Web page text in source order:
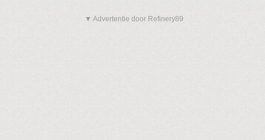
▼ Advertentie door Refinery89